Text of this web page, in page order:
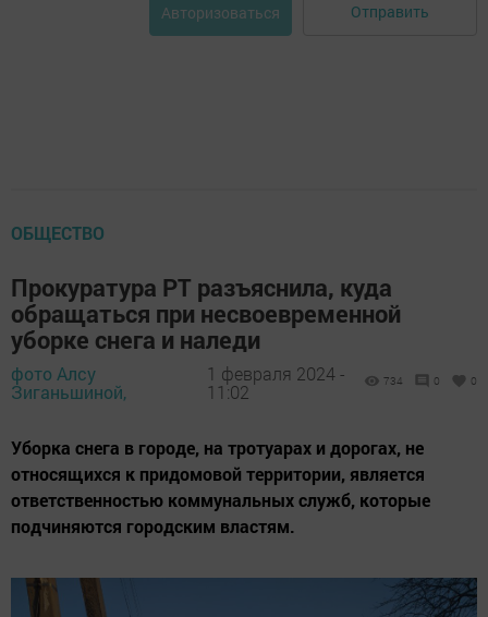
Авторизоваться Отправить
ОБЩЕСТВО
Прокуратура РТ разъяснила, куда
обращаться при несвоевременной
уборке снега и наледи
фото Алсу
Зиганьшиной,
1 февраля 2024 -
11:02
734 0 0
Уборка снега в городе, на тротуарах и дорогах, не
относящихся к придомовой территории, является
ответственностью коммунальных служб, которые
подчиняются городским властям.